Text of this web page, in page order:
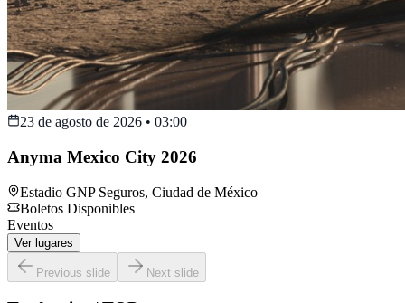
23 de agosto de 2026 • 03:00
Anyma Mexico City 2026
Estadio GNP Seguros, Ciudad de México
Boletos Disponibles
Eventos
Ver lugares
Previous slide Next slide